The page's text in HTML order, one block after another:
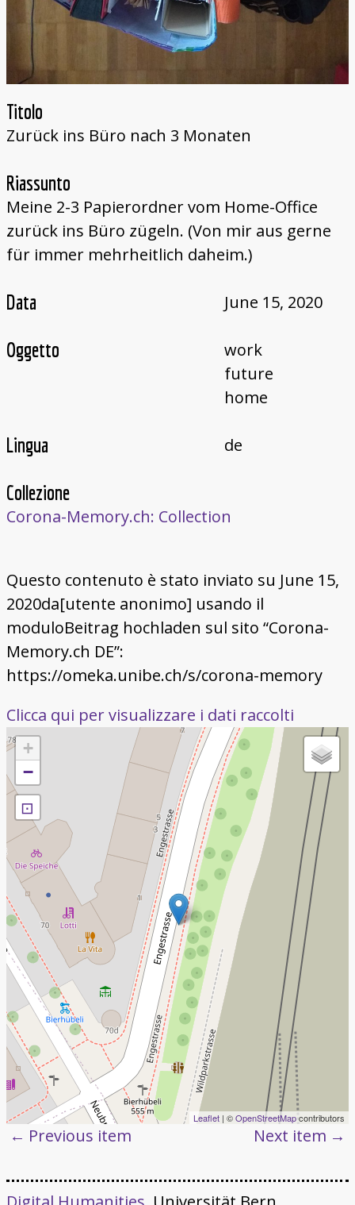
Titolo
Zurück ins Büro nach 3 Monaten
Riassunto
Meine 2-3 Papierordner vom Home-Office
zurück ins Büro zügeln. (Von mir aus gerne
für immer mehrheitlich daheim.)
Data June 15, 2020
Oggetto
work
future
home
Lingua de
Collezione
Corona-Memory.ch: Collection
Questo contenuto è stato inviato su June 15,
2020da[utente anonimo] usando il
moduloBeitrag hochladen sul sito “Corona-
Memory.ch DE”:
https://omeka.unibe.ch/s/corona-memory
Clicca qui per visualizzare i dati raccolti
+
−
⊡
Leaflet | ©OpenStreetMapcontributors
Previous item Next item